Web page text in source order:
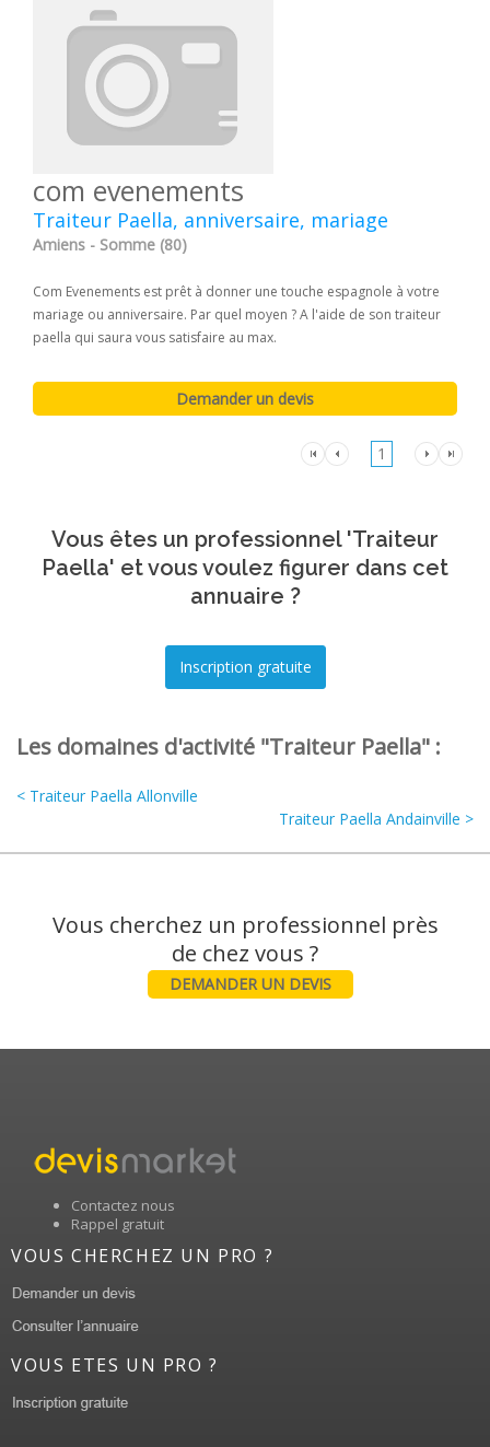
com evenements
Traiteur Paella, anniversaire, mariage
Amiens - Somme (80)
Com Evenements est prêt à donner une touche espagnole à votre
mariage ou anniversaire. Par quel moyen ? A l'aide de son traiteur
paella qui saura vous satisfaire au max.
1
Vous êtes un professionnel 'Traiteur
Paella' et vous voulez figurer dans cet
annuaire ?
Les domaines d'activité "Traiteur Paella" :
< Traiteur Paella Allonville
Traiteur Paella Andainville >
Vous cherchez un professionnel près
DEMANDER UN DEVIS
Contactez nous
Rappel gratuit
VOUS CHERCHEZ UN PRO ?
VOUS ETES UN PRO ?